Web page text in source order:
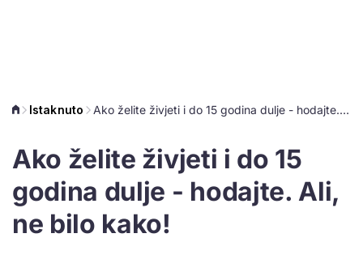
Istaknuto Ako želite živjeti i do 15 godina dulje - hodajte. Ali, ne bilo kako!
Ako želite živjeti i do 15
godina dulje - hodajte. Ali,
ne bilo kako!